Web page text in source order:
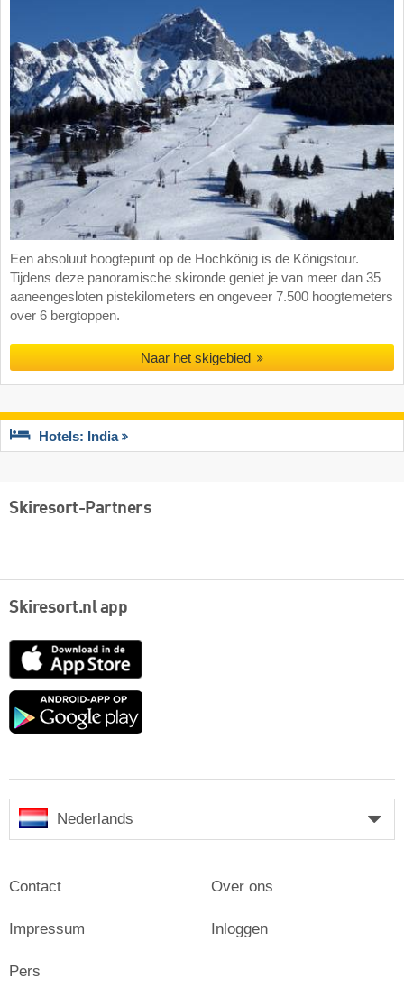
Een absoluut hoogtepunt op de Hochkönig is de Königstour.
Tijdens deze panoramische skironde geniet je van meer dan 35
aaneengesloten pistekilometers en ongeveer 7.500 hoogtemeters
over 6 bergtoppen.
Naar het skigebied
Hotels: India
Skiresort-Partners
Skiresort.nl app
App
Google
Nederlands
Contact
Impressum
Pers
Over ons
Inloggen